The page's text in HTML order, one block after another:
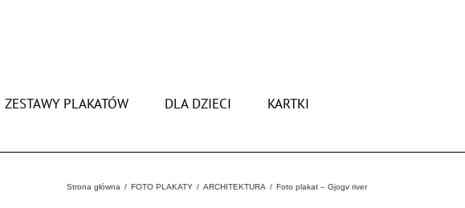
ZESTAWY PLAKATÓW DLA DZIECI KARTKI
Strona główna FOTO PLAKATY ARCHITEKTURA Foto plakat – Gjogv river